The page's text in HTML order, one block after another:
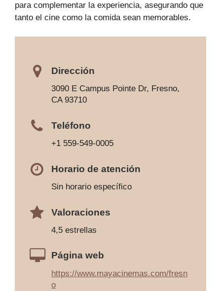
para complementar la experiencia, asegurando que
tanto el cine como la comida sean memorables.
Dirección
3090 E Campus Pointe Dr, Fresno,
CA 93710
Teléfono
+1 559-549-0005
Horario de atención
Sin horario específico
Valoraciones
4,5 estrellas
Página web
https://www.mayacinemas.com/fresn
o